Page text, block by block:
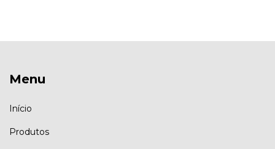
Menu
Início
Produtos